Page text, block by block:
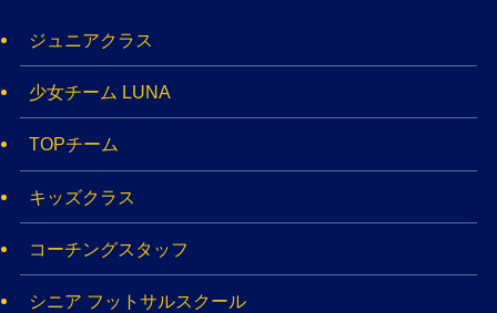
ジュニアクラス
少女チーム LUNA
TOPチーム
キッズクラス
コーチングスタッフ
シニア フットサルスクール